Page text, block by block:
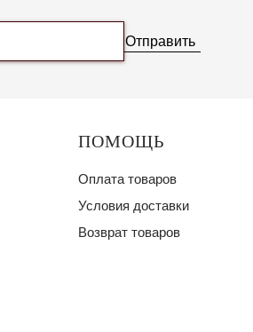
Отправить
ПОМОЩЬ
Оплата товаров
Условия доставки
Возврат товаров